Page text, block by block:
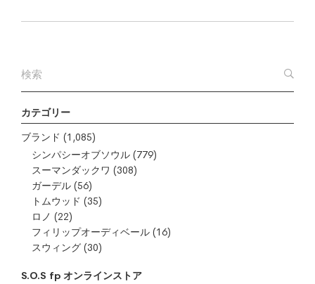
カテゴリー
ブランド (1,085)
シンパシーオブソウル (779)
スーマンダックワ (308)
ガーデル (56)
トムウッド (35)
ロノ (22)
フィリップオーディベール (16)
スウィング (30)
S.O.S fp オンラインストア